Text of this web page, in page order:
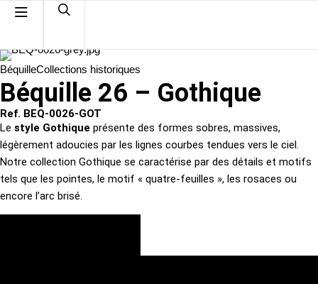
BéquilleCollections historiques
Béquille 26 – Gothique
Ref. BEQ-0026-GOT
Le style Gothique présente des formes sobres, massives,
légèrement adoucies par les lignes courbes tendues vers le ciel.
Notre collection Gothique se caractérise par des détails et motifs
tels que les pointes, le motif « quatre-feuilles », les rosaces ou
encore l’arc brisé.